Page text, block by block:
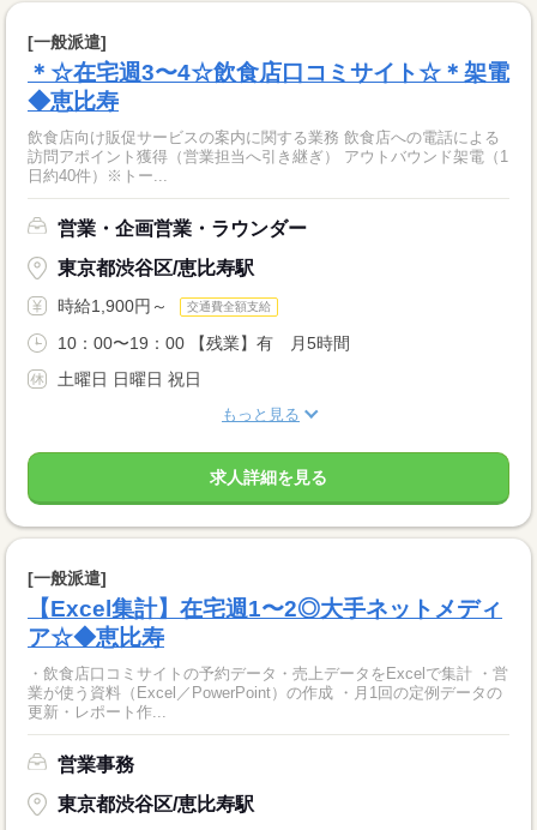
[一般派遣]
＊☆在宅週3〜4☆飲食店口コミサイト☆＊架電
◆恵比寿
飲食店向け販促サービスの案内に関する業務 飲食店への電話による
訪問アポイント獲得（営業担当へ引き継ぎ） アウトバウンド架電（1
日約40件）※トー...
営業・企画営業・ラウンダー
東京都渋谷区/恵比寿駅
時給1,900円～ 交通費全額支給
10：00〜19：00 【残業】有 月5時間
土曜日 日曜日 祝日
もっと見る
求人詳細を見る
[一般派遣]
【Excel集計】在宅週1〜2◎大手ネットメディ
ア☆◆恵比寿
・飲食店口コミサイトの予約データ・売上データをExcelで集計 ・営
業が使う資料（Excel／PowerPoint）の作成 ・月1回の定例データの
更新・レポート作...
営業事務
東京都渋谷区/恵比寿駅